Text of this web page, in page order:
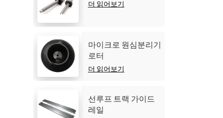
더 읽어보기
마이크로 원심분리기
로터
더 읽어보기
선루프 트랙 가이드
레일